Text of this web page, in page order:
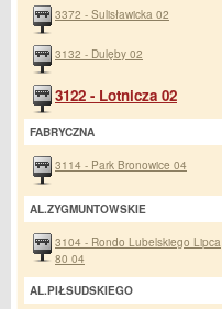
3372 - Sulisławicka 02
3132 - Dulęby 02
3122 - Lotnicza 02
FABRYCZNA
3114 - Park Bronowice 04
AL.ZYGMUNTOWSKIE
3104 - Rondo Lubelskiego Lipca
80 04
AL.PIŁSUDSKIEGO